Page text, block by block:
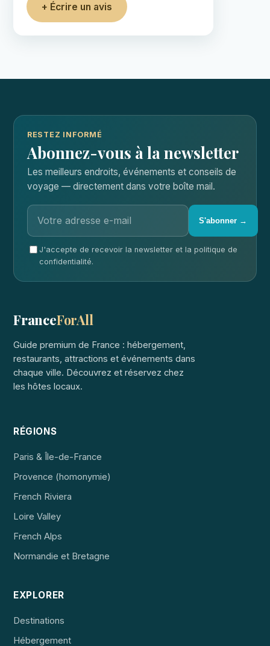
+ Écrire un avis
RESTEZ INFORMÉ
Abonnez-vous à la newsletter
Les meilleurs endroits, événements et conseils de
voyage — directement dans votre boîte mail.
S'abonner →
J'accepte de recevoir la newsletter et la politique de
confidentialité.
FranceForAll
Guide premium de France : hébergement,
restaurants, attractions et événements dans
chaque ville. Découvrez et réservez chez
les hôtes locaux.
RÉGIONS
Paris & Île-de-France
Provence (homonymie)
French Riviera
Loire Valley
French Alps
Normandie et Bretagne
EXPLORER
Destinations
Hébergement